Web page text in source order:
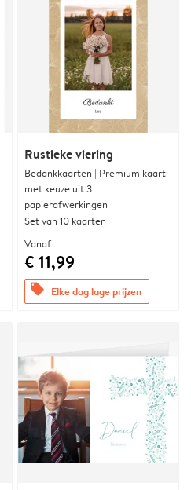
Rustieke viering
Bedankkaarten | Premium kaart
met keuze uit 3
papierafwerkingen
Set van 10 kaarten
Vanaf
€ 11,99
offers Elke dag lage prijzen